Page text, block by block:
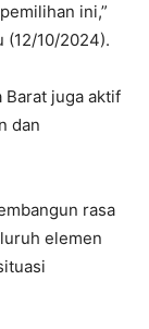
ini,”
(12/10/2024).
Barat juga aktif
dan
rasa
elemen